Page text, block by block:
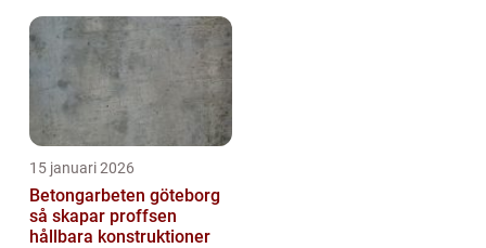
15 januari 2026
Betongarbeten göteborg
så skapar proffsen
hållbara konstruktioner